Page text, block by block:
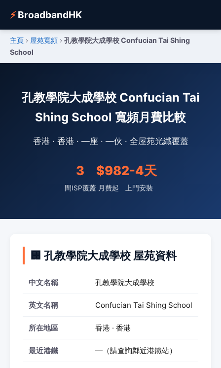
⚡BroadbandHK
主頁 › 屋苑寬頻 › 孔教學院大成學校 Confucian Tai Shing
School
孔教學院大成學校 Confucian Tai
Shing School 寬頻月費比較
香港 · 香港 · —座 · —伙 · 全屋苑光纖覆蓋
3
間ISP覆蓋
$98
月費起
2-4天
上門安裝
🏢 孔教學院大成學校 屋苑資料
中文名稱 孔教學院大成學校
英文名稱 Confucian Tai Shing School
所在地區 香港 · 香港
最近港鐵 —（請查詢鄰近港鐵站）